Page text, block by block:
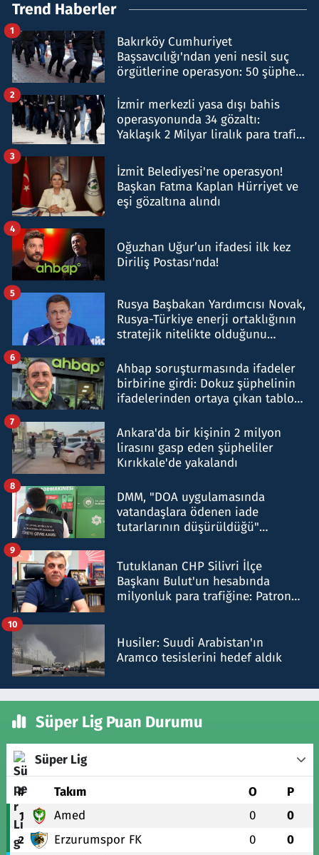
Trend Haberler
Bakırköy Cumhuriyet
Başsavcılığı'ndan yeni nesil suç
örgütlerine operasyon: 50 şüpheli
1
İzmir merkezli yasa dışı bahis
operasyonunda 34 gözaltı:
Yaklaşık 2 Milyar liralık para trafiği
2
İzmit Belediyesi'ne operasyon!
Başkan Fatma Kaplan Hürriyet ve
eşi gözaltına alındı
3
Oğuzhan Uğur’un ifadesi ilk kez
Diriliş Postası'nda!
4
Rusya Başbakan Yardımcısı Novak,
Rusya-Türkiye enerji ortaklığının
stratejik nitelikte olduğunu
5
Ahbap soruşturmasında ifadeler
birbirine girdi: Dokuz şüphelinin
ifadelerinden ortaya çıkan tablo
6
Ankara'da bir kişinin 2 milyon
lirasını gasp eden şüpheliler
Kırıkkale'de yakalandı
7
DMM, "DOA uygulamasında
vatandaşlara ödenen iade
tutarlarının düşürüldüğü"
8
Tutuklanan CHP Silivri İlçe
Başkanı Bulut'un hesabında
milyonluk para trafiğine: Patron
9
Husiler: Suudi Arabistan'ın
Aramco tesislerini hedef aldık
10
Süper Lig Puan Durumu
Süper Lig
# Takım O P
1 Amed 0 0
2 Erzurumspor FK 0 0